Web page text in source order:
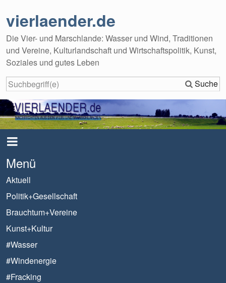
vierlaender.de
Die Vier- und Marschlande: Wasser und Wind, Traditionen
und Vereine, Kulturlandschaft und Wirtschaftspolitik, Kunst,
Soziales und gutes Leben
Suche
Menü
Aktuell
Politik+Gesellschaft
Brauchtum+Vereine
Kunst+Kultur
#Wasser
#Windenergie
#Fracking